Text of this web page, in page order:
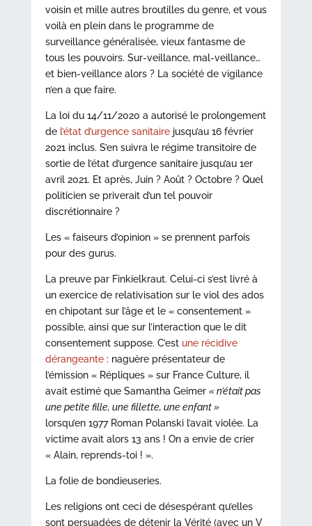
voisin et mille autres broutilles du genre, et vous
voilà en plein dans le programme de
surveillance généralisée, vieux fantasme de
tous les pouvoirs. Sur-veillance, mal-veillance…
et bien-veillance alors ? La société de vigilance
n’en a que faire.
La loi du 14/11/2020 a autorisé le prolongement
de l’état d’urgence sanitaire jusqu’au 16 février
2021 inclus. S’en suivra le régime transitoire de
sortie de l’état d’urgence sanitaire jusqu’au 1er
avril 2021. Et après, Juin ? Août ? Octobre ? Quel
politicien se priverait d’un tel pouvoir
discrétionnaire ?
Les « faiseurs d’opinion » se prennent parfois
pour des gurus.
La preuve par Finkielkraut. Celui-ci s’est livré à
un exercice de relativisation sur le viol des ados
en chipotant sur l’âge et le « consentement »
possible, ainsi que sur l’interaction que le dit
consentement suppose. C’est une récidive
dérangeante: naguère présentateur de
l’émission « Répliques » sur France Culture, il
avait estimé que Samantha Geimer « n’était pas
une petite fille, une fillette, une enfant »
lorsqu’en 1977 Roman Polanski l’avait violée. La
victime avait alors 13 ans ! On a envie de crier
« Alain, reprends-toi ! ».
La folie de bondieuseries.
Les religions ont ceci de désespérant qu’elles
sont persuadées de détenir la Vérité (avec un V